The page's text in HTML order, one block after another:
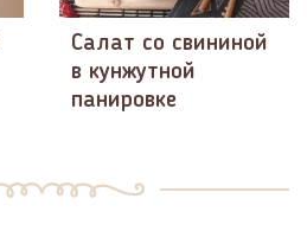
Салат со свининой
в кунжутной
панировке